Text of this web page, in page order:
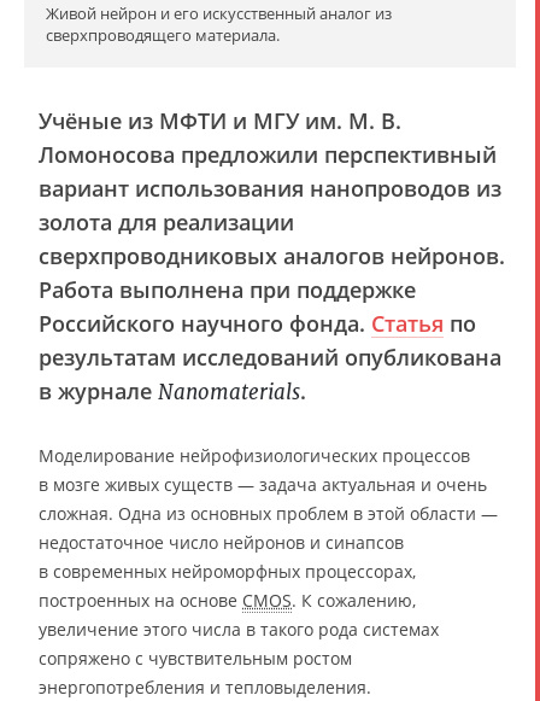
Живой нейрон и его искусственный аналог из
сверхпроводящего материала.
Учёные из МФТИ и МГУ им. М. В.
Ломоносова предложили перспективный
вариант использования нанопроводов из
золота для реализации
сверхпроводниковых аналогов нейронов.
Работа выполнена при поддержке
Российского научного фонда. Статья по
результатам исследований опубликована
в журнале Nanomaterials.
Моделирование нейрофизиологических процессов
в мозге живых существ — задача актуальная и очень
сложная. Одна из основных проблем в этой области —
недостаточное число нейронов и синапсов
в современных нейроморфных процессорах,
построенных на основе CMOS. К сожалению,
увеличение этого числа в такого рода системах
сопряжено с чувствительным ростом
энергопотребления и тепловыделения.